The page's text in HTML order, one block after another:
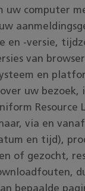
uw computer
en -versie,
van
en
uw bezoek,
Resource
via en
en tijd),
of gezocht,
bepaalde